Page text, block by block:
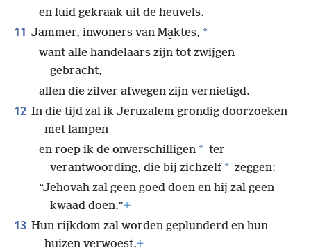
en luid gekraak uit de heuvels.
11 Jammer, inwoners van Ma̱ktes, *
want alle handelaars zijn tot zwijgen
gebracht,
allen die zilver afwegen zijn vernietigd.
12 In die tijd zal ik Jeruzalem grondig doorzoeken
met lampen
en roep ik de onverschilligen * ter
verantwoording, die bij zichzelf * zeggen:
“Jehovah zal geen goed doen en hij zal geen
kwaad doen.”+
13 Hun rijkdom zal worden geplunderd en hun
huizen verwoest.+